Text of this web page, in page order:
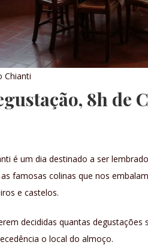
Chianti
8h de
é um dia destinado a ser
famosas colinas que nos
e castelos.
decididas quantas
o local do almoço.